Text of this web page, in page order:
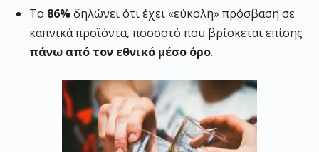
Το 86%δηλώνει ότι έχει «εύκολη» πρόσβαση σε
καπνικά προϊόντα, ποσοστό που βρίσκεται επίσης
πάνω από τον εθνικό μέσο όρο.